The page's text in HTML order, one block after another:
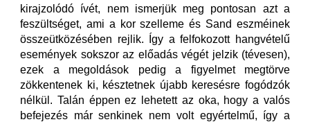
kirajzolódó ívét, nem ismerjük meg pontosan azt a
feszültséget, ami a kor szelleme és Sand eszméinek
összeütközésében rejlik. Így a felfokozott hangvételű
események sokszor az előadás végét jelzik (tévesen),
ezek a megoldások pedig a figyelmet megtörve
zökkentenek ki, késztetnek újabb keresésre fogódzók
nélkül. Talán éppen ez lehetett az oka, hogy a valós
befejezés már senkinek nem volt egyértelmű, így a